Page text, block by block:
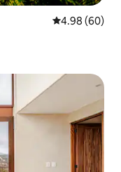
レビュー60件
4.98 (60)